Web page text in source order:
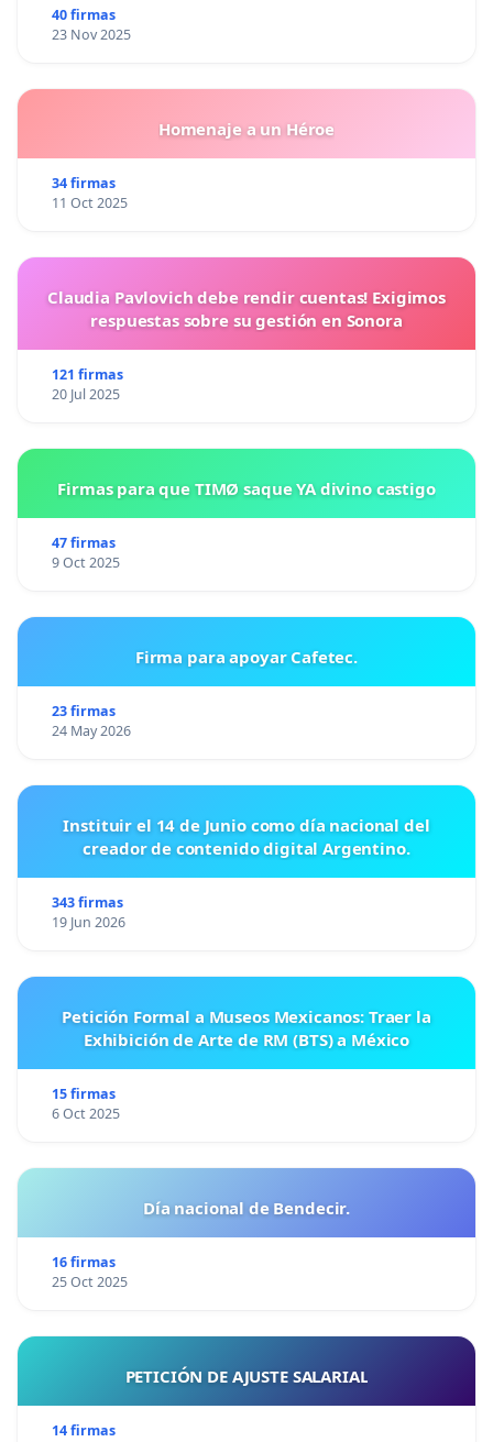
40 firmas
23 Nov 2025
Homenaje a un Héroe
34 firmas
11 Oct 2025
Claudia Pavlovich debe rendir cuentas! Exigimos
respuestas sobre su gestión en Sonora
121 firmas
20 Jul 2025
Firmas para que TIMØ saque YA divino castigo
47 firmas
9 Oct 2025
Firma para apoyar Cafetec.
23 firmas
24 May 2026
Instituir el 14 de Junio como día nacional del
creador de contenido digital Argentino.
343 firmas
19 Jun 2026
Petición Formal a Museos Mexicanos: Traer la
Exhibición de Arte de RM (BTS) a México
15 firmas
6 Oct 2025
Día nacional de Bendecir.
16 firmas
25 Oct 2025
PETICIÓN DE AJUSTE SALARIAL
14 firmas